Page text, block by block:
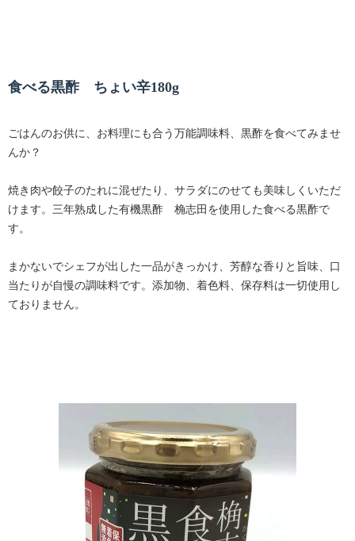
食べる黒酢 ちょい辛180g
ごはんのお供に、お料理にも合う万能調味料、黒酢を食べてみませ
んか？
焼き肉や餃子のたれに混ぜたり、サラダにのせても美味しくいただ
けます。三年熟成した有機黒酢 桷志田を使用した食べる黒酢で
す。
まかないでシェフが出した一品がきっかけ、芳醇な香りと旨味、口
当たりが自慢の調味料です。添加物、着色料、保存料は一切使用し
ておりません。